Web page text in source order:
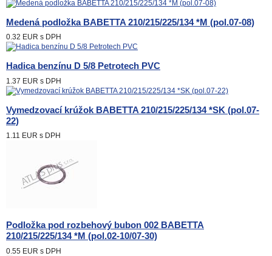
Medená podložka BABETTA 210/215/225/134 *M (pol.07-08)
0.32 EUR s DPH
Hadica benzínu D 5/8 Petrotech PVC
1.37 EUR s DPH
Vymedzovací krúžok BABETTA 210/215/225/134 *SK (pol.07-
22)
1.11 EUR s DPH
Podložka pod rozbehový bubon 002 BABETTA
210/215/225/134 *M (pol.02-10/07-30)
0.55 EUR s DPH